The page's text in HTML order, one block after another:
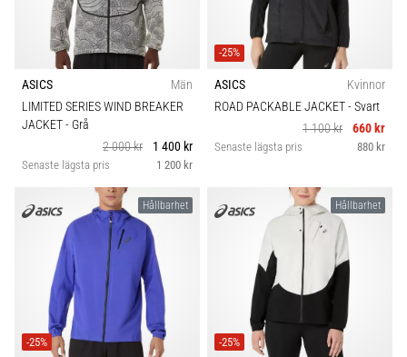
Kolhydratladdning:
påverkar
det
löpprestandan?
Det
att
kolhydratuppladdning
förbättrar
uthållighetsprestationen.
verkligen
reda
ASICS
Män
LIMITED SERIES WIND BREAKER
JACKET- Grå
2 000 kr
1 400 kr
Senaste lägsta pris 1 200 kr
-25%
ASICS
Kvinnor
ROAD PACKABLE JACKET- Svart
1 100 kr
660 kr
Senaste lägsta pris 880 kr
Hållbarhet
-25%
Hållbarhet
-25%